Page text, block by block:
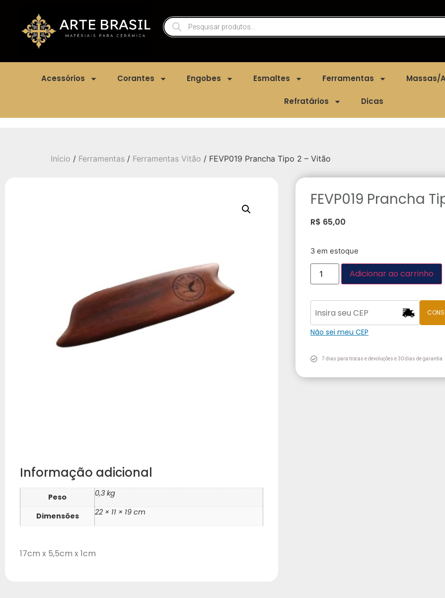
Acessórios Corantes Engobes Esmaltes Ferramentas Massas/
Refratários Dicas
Início / Ferramentas / Ferramentas Vitão / FEVP019 Prancha Tipo 2 – Vitão
Informação adicional
Peso 0,3 kg
Dimensões 22 × 11 × 19 cm
17cm x 5,5cm x 1cm
FEVP019 Prancha
R$ 65,00
3 em estoque
Adicionar ao carrinho
Não sei meu CEP
7 dias para trocas e devoluções e 30 dias de garantia